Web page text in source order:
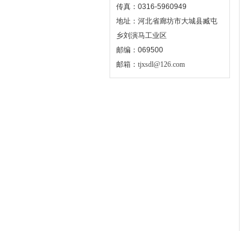
传真：0316-5960949
地址：河北省廊坊市大城县臧屯
乡刘演马工业区
邮编：069500
邮箱： tjxsdl@126.com